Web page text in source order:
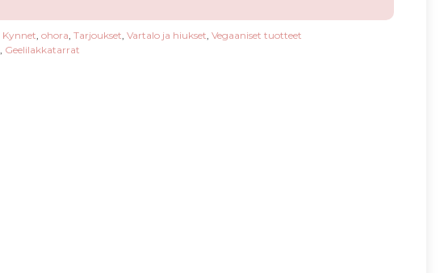
Kynnet ohora Tarjoukset Vartalo ja hiukset Vegaaniset tuotteet
Geelilakkatarrat